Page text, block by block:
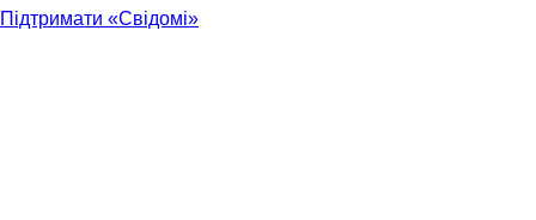
Підтримати «Свідомі»